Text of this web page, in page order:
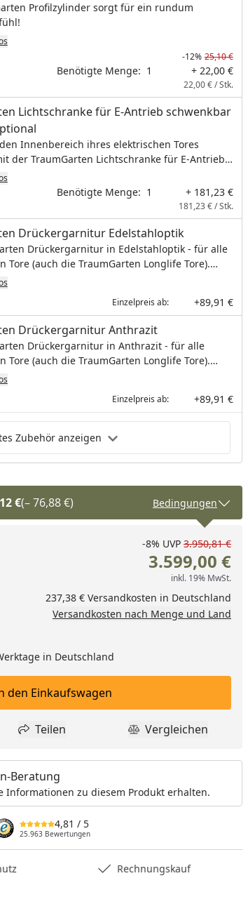
Profilzylinder sorgt für ein rundum
-12% 25,10 €
Benötigte Menge: 1 + 22,00 €
22,00 € / Stk.
Lichtschranke für E-Antrieb schwenkbar
Innenbereich ihres elektrischen Tores
der TraumGarten Lichtschranke für E-Antrieb
Der automatische Wiederzulauf des Tores
Benötigte Menge: 1 + 181,23 €
181,23 € / Stk.
Drückergarnitur Edelstahloptik
Drückergarnitur in Edelstahloptik - für alle
Tore (auch die TraumGarten Longlife Tore).
ins Tor einzubauen.
Einzelpreis ab:
+89,91 €
Drückergarnitur Anthrazit
Drückergarnitur in Anthrazit - für alle
Tore (auch die TraumGarten Longlife Tore).
ins Tor einzubauen.
Einzelpreis ab:
+89,91 €
Zubehör anzeigen
€(– 76,88 €) Bedingungen
eingeben
um eins erhöhen
-8% UVP 3.950,81 €
3.599,00 €
inkl. 19% MwSt.
237,38 € Versandkosten in Deutschland
Versandkosten nach Menge und Land
in Deutschland
In den Einkaufswagen legen
den Einkaufswagen
hinzufügen
Teilen
Teilen Produkt
Vergleichen
Beratung
Informationen zu diesem Produkt erhalten.
4,81 / 5
25.963 Bewertungen
Rechnungskauf